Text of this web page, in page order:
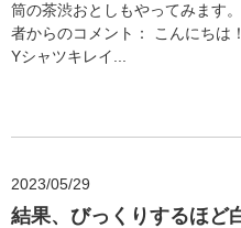
筒の茶渋おとしもやってみます
者からのコメント： こんにちは
Yシャツキレイ...
2023/05/29
結果、びっくりするほど